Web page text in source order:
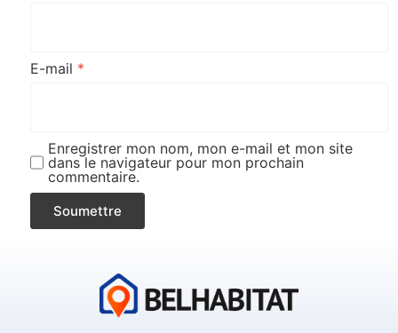
E-mail *
Enregistrer mon nom, mon e-mail et mon site
dans le navigateur pour mon prochain
commentaire.